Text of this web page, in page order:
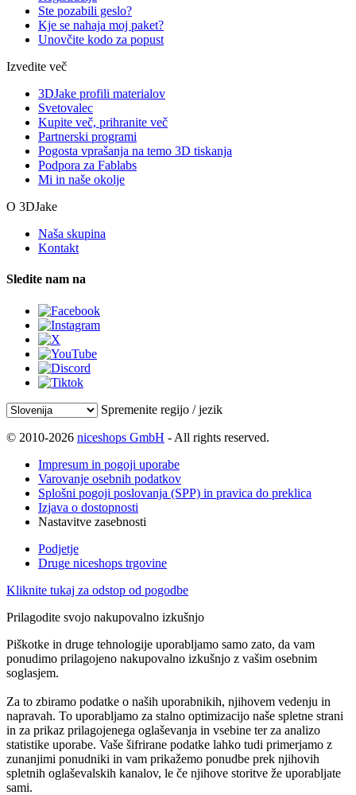
Ste pozabili geslo?
Kje se nahaja moj paket?
Unovčite kodo za popust
Izvedite več
3DJake profili materialov
Svetovalec
Kupite več, prihranite več
Partnerski programi
Pogosta vprašanja na temo 3D tiskanja
Podpora za Fablabs
Mi in naše okolje
O 3DJake
Naša skupina
Kontakt
Sledite nam na
Spremenite regijo / jezik
© 2010-2026 niceshops GmbH - All rights reserved.
Impresum in pogoji uporabe
Varovanje osebnih podatkov
Splošni pogoji poslovanja (SPP) in pravica do preklica
Izjava o dostopnosti
Nastavitve zasebnosti
Podjetje
Druge niceshops trgovine
Kliknite tukaj za odstop od pogodbe
Prilagodite svojo nakupovalno izkušnjo
Piškotke in druge tehnologije uporabljamo samo zato, da vam
ponudimo prilagojeno nakupovalno izkušnjo z vašim osebnim
soglasjem.
Za to zbiramo podatke o naših uporabnikih, njihovem vedenju in
napravah. To uporabljamo za stalno optimizacijo naše spletne strani
in za prikaz prilagojenega oglaševanja in vsebine ter za analizo
statistike uporabe. Vaše šifrirane podatke lahko tudi primerjamo z
zunanjimi ponudniki in vam prikažemo ponudbe prek njihovih
spletnih oglaševalskih kanalov, le če njihove storitve že uporabljate
sami.